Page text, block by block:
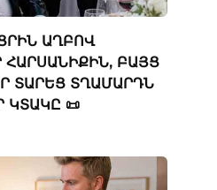
ԱՂԲՈՎ
ԲԱՅՑ
ՏԱՐԵՑ ՏՂԱՄԱՐԴՆ
ԿՏԱԿԸ 📜